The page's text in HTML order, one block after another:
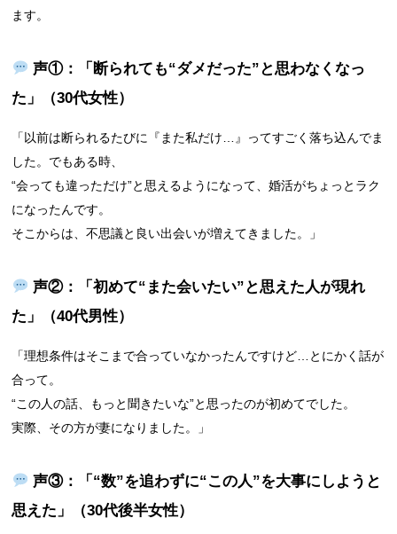
ます。
声①：「断られても“ダメだった”と思わなくなっ
た」（30代女性）
「以前は断られるたびに『また私だけ…』ってすごく落ち込んでま
した。でもある時、
“会っても違っただけ”と思えるようになって、婚活がちょっとラク
になったんです。
そこからは、不思議と良い出会いが増えてきました。」
声②：「初めて“また会いたい”と思えた人が現れ
た」（40代男性）
「理想条件はそこまで合っていなかったんですけど…とにかく話が
合って。
“この人の話、もっと聞きたいな”と思ったのが初めてでした。
実際、その方が妻になりました。」
声③：「“数”を追わずに“この人”を大事にしようと
思えた」（30代後半女性）